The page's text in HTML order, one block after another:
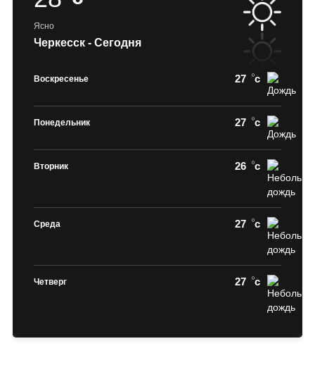
Ясно
Черкесск - Сегодня
Воскресенье 27 c
Понедельник 27 c
Вторник 26 c
Среда 27 c
Четверг 27 c